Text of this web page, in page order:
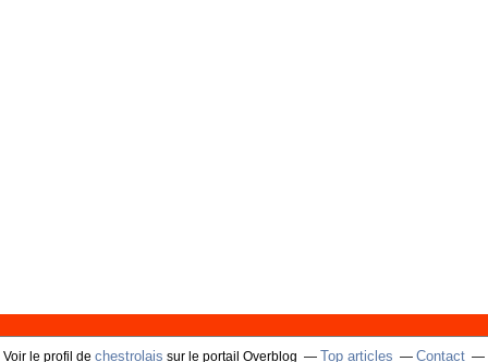
Voir le profil de chestrolais sur le portail Overblog Top articles Contact